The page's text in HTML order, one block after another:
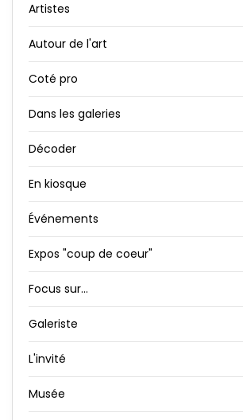
Artistes
Autour de l'art
Coté pro
Dans les galeries
Décoder
En kiosque
Événements
Expos "coup de coeur"
Focus sur…
Galeriste
L'invité
Musée